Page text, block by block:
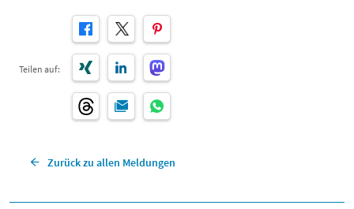
Teilen auf:
Zurück zu allen Meldungen